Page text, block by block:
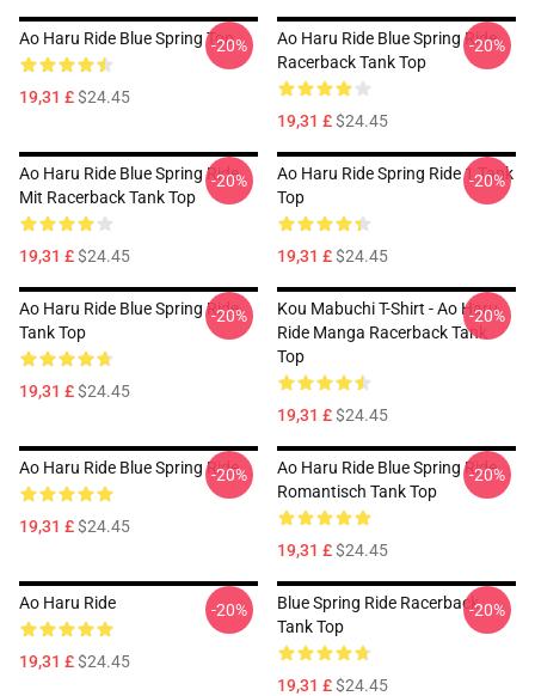
Ao Haru Ride Blue Spring Top
19,31 £$24.45
-20%
Ao Haru Ride Blue Spring Ride
Racerback Tank Top
19,31 £$24.45
-20%
Ao Haru Ride Blue Spring Ride
Mit Racerback Tank Top
19,31 £$24.45
-20%
Ao Haru Ride Spring Ride 1 Tank
Top
19,31 £$24.45
-20%
Ao Haru Ride Blue Spring Ride
Tank Top
19,31 £$24.45
-20%
Kou Mabuchi T-Shirt - Ao Haru
Ride Manga Racerback Tank
Top
19,31 £$24.45
-20%
Ao Haru Ride Blue Spring Ride
19,31 £$24.45
-20%
Ao Haru Ride Blue Spring Ride
Romantisch Tank Top
19,31 £$24.45
-20%
Ao Haru Ride
19,31 £$24.45
-20%
Blue Spring Ride Racerback
Tank Top
19,31 £$24.45
-20%